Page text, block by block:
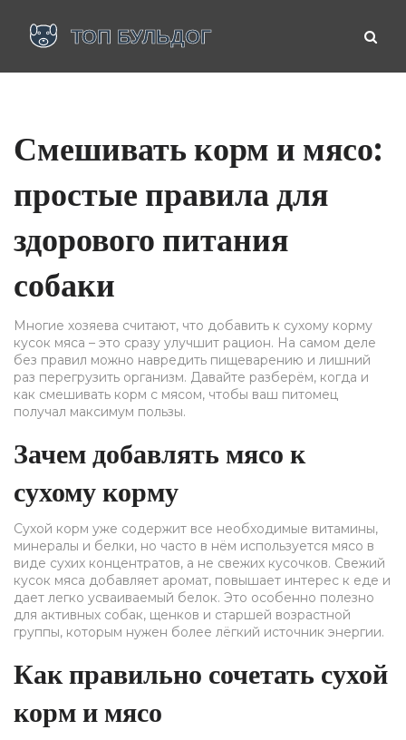
Смешивать корм и мясо:
простые правила для
здорового питания
собаки
Многие хозяева считают, что добавить к сухому корму
кусок мяса – это сразу улучшит рацион. На самом деле
без правил можно навредить пищеварению и лишний
раз перегрузить организм. Давайте разберём, когда и
как смешивать корм с мясом, чтобы ваш питомец
получал максимум пользы.
Зачем добавлять мясо к
сухому корму
Сухой корм уже содержит все необходимые витамины,
минералы и белки, но часто в нём используется мясо в
виде сухих концентратов, а не свежих кусочков. Свежий
кусок мяса добавляет аромат, повышает интерес к еде и
дает легко усваиваемый белок. Это особенно полезно
для активных собак, щенков и старшей возрастной
группы, которым нужен более лёгкий источник энергии.
Как правильно сочетать сухой
корм и мясо